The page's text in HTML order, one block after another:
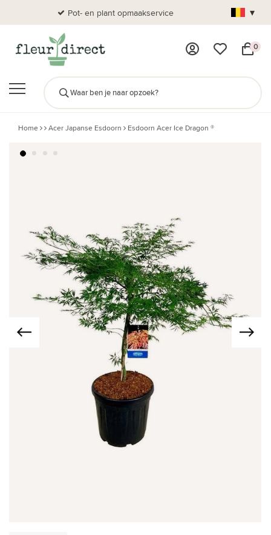
Pot- en plant opmaakservice ▾
0
Home Acer Japanse Esdoorn Esdoorn Acer Ice Dragon ®